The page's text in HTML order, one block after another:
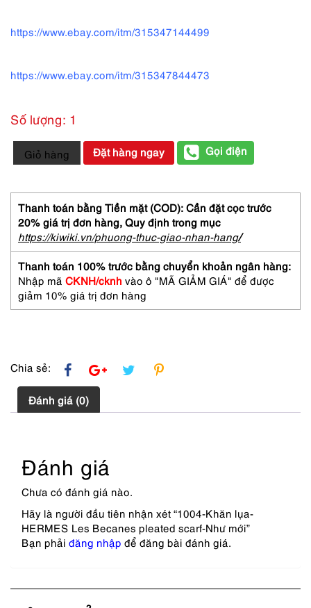
https://www.ebay.com/itm/315347144499
https://www.ebay.com/itm/315347844473
Số lượng: 1
1004-
Khăn
HERMES
Les
Becanes
pleated
scarf-
Như
mới
số
lượng
Giỏ hàng Đặt hàng ngay Gọi điện
Thanh toán bằng Tiền mặt (COD): Cần đặt cọc trước
20% giá trị đơn hàng, Quy định trong mục
https://kiwiki.vn/phuong-thuc-giao-nhan-hang/
Thanh toán 100% trước bằng chuyển khoản ngân hàng:
Nhập mã CKNH/cknh vào ô "MÃ GIẢM GIÁ" để được
giảm 10% giá trị đơn hàng
Chia sẻ:
Đánh giá (0)
Đánh giá
Chưa có đánh giá nào.
Hãy là người đầu tiên nhận xét “1004-Khăn lụa-
HERMES Les Becanes pleated scarf-Như mới”
Bạn phải đăng nhập để đăng bài đánh giá.